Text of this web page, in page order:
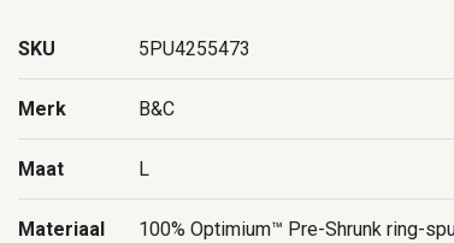
SKU 5PU4255473
Merk B&C
Maat L
Materiaal 100% Optimium™ Pre-Shrunk ring-